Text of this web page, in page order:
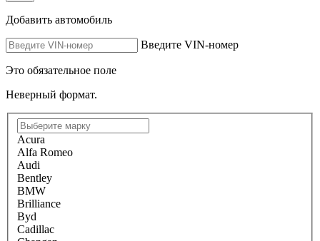
Добавить автомобиль
Введите VIN-номер
Это обязательное поле
Неверный формат.
Acura
Alfa Romeo
Audi
Bentley
BMW
Brilliance
Byd
Cadillac